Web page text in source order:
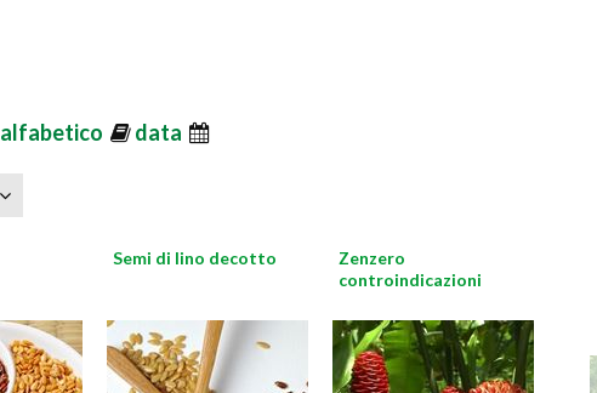
alfabetico data
Semi di lino decotto
Zenzero
controindicazioni